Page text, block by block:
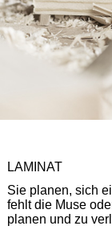
LAMINAT
Sie planen, sich
fehlt die Muse
planen und zu